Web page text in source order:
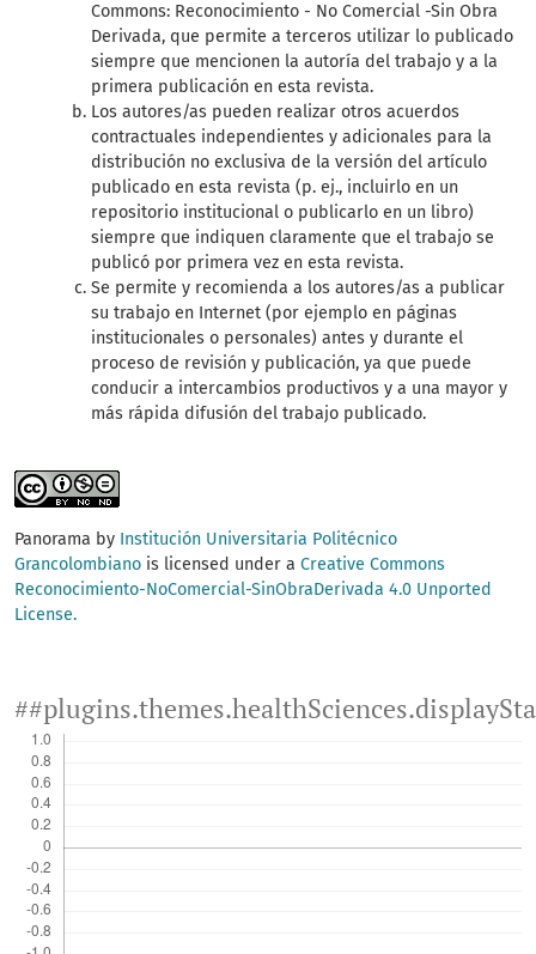
Commons: Reconocimiento - No Comercial -Sin Obra
Derivada, que permite a terceros utilizar lo publicado
siempre que mencionen la autoría del trabajo y a la
primera publicación en esta revista.
Los autores/as pueden realizar otros acuerdos
contractuales independientes y adicionales para la
distribución no exclusiva de la versión del artículo
publicado en esta revista (p. ej., incluirlo en un
repositorio institucional o publicarlo en un libro)
siempre que indiquen claramente que el trabajo se
publicó por primera vez en esta revista.
Se permite y recomienda a los autores/as a publicar
su trabajo en Internet (por ejemplo en páginas
institucionales o personales) antes y durante el
proceso de revisión y publicación, ya que puede
conducir a intercambios productivos y a una mayor y
más rápida difusión del trabajo publicado.
Panorama by Institución Universitaria Politécnico
Grancolombiano is licensed under a Creative Commons
Reconocimiento-NoComercial-SinObraDerivada 4.0 Unported
License.